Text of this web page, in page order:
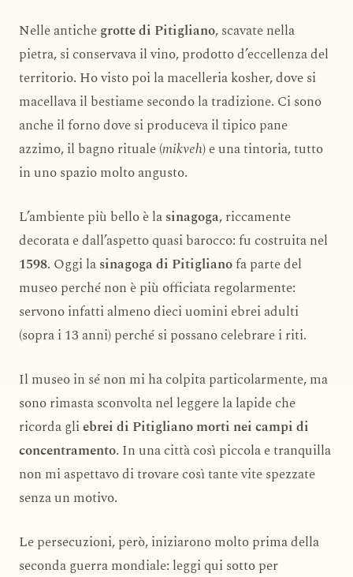
Nelle antichegrotte di Pitigliano, scavate nella
pietra, si conservava il vino, prodotto d’eccellenza del
territorio. Ho visto poi la macelleria kosher, dove si
macellava il bestiame secondo la tradizione. Ci sono
anche il forno dove si produceva il tipico pane
azzimo, il bagno rituale (mikveh) e una tintoria, tutto
in uno spazio molto angusto.
L’ambiente più bello è lasinagoga, riccamente
decorata e dall’aspetto quasi barocco: fu costruita nel
1598. Oggi lasinagoga di Pitiglianofa parte del
museo perché non è più officiata regolarmente:
servono infatti almeno dieci uomini ebrei adulti
(sopra i 13 anni) perché si possano celebrare i riti.
Il museo in sé non mi ha colpita particolarmente, ma
sono rimasta sconvolta nel leggere la lapide che
ricorda gliebrei di Pitigliano morti nei campi di
concentramento. In una città così piccola e tranquilla
non mi aspettavo di trovare così tante vite spezzate
senza un motivo.
Le persecuzioni, però, iniziarono molto prima della
seconda guerra mondiale: leggi qui sotto per